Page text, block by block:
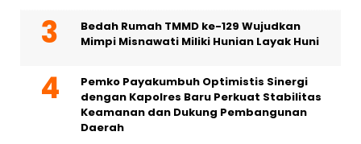
Bedah Rumah TMMD ke-129 Wujudkan
Mimpi Misnawati Miliki Hunian Layak Huni
Pemko Payakumbuh Optimistis Sinergi
dengan Kapolres Baru Perkuat Stabilitas
Keamanan dan Dukung Pembangunan
Daerah